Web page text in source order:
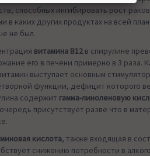
способных ингибировать рост
в каких других продуктах на всей
не был.
витамина В12в спирулине
его в печени примерно в 3 раза.
выступает основным
функции, дефицит которого
содержит гамма-линоленовую
присутствует разве что в
кислота, также входящая в
снижению потребности в